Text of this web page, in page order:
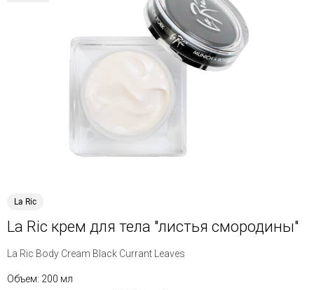
La Ric
La Ric крем для тела "листья смородины"
La Ric Body Cream Black Currant Leaves
Объем: 200 мл